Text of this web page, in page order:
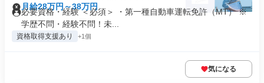
月給28万円～38万円
必要資格・経験 ＜必須＞ ・第一種自動車運転免許（MT） ※
学歴不問・経験不問！未...
資格取得支援あり +1個
気になる